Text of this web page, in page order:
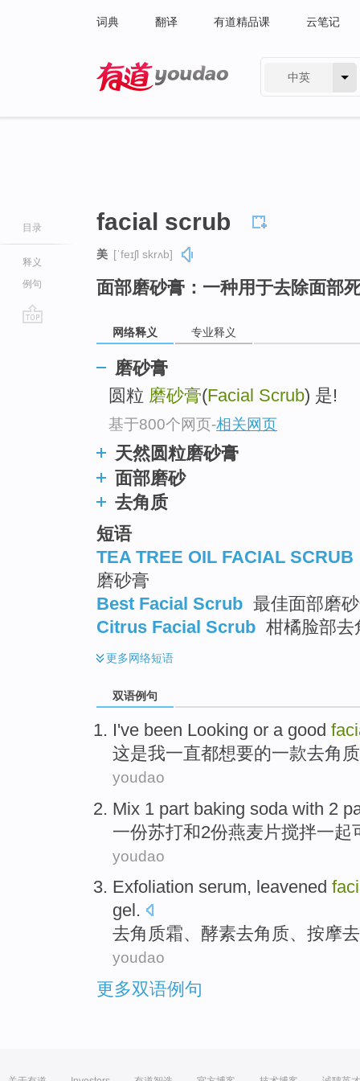
词典 翻译 有道精品课 云笔记
中英
目录
释义
例句
facial scrub
美 [ˈfeɪʃl skrʌb]
面部磨砂膏：一种用于去除面部
网络释义 专业释义
磨砂膏
圆粒 磨砂膏(Facial Scrub) 是!
基于800个网页-相关网页
天然圆粒磨砂膏
面部磨砂
去角质
短语
TEA TREE OIL FACIAL SCRUB
磨砂膏
Best Facial Scrub 最佳面部磨
Citrus Facial Scrub 柑橘脸部去
更多网络短语
双语例句
I've been Looking or a good
这是我一直都想要的一款去角质
youdao
Mix 1 part baking soda with 2
一份苏打和2份燕麦 片搅拌一起
youdao
Exfoliation serum, leavened
gel .
去角质霜、酵素去角质、 按摩
youdao
更多双语例句